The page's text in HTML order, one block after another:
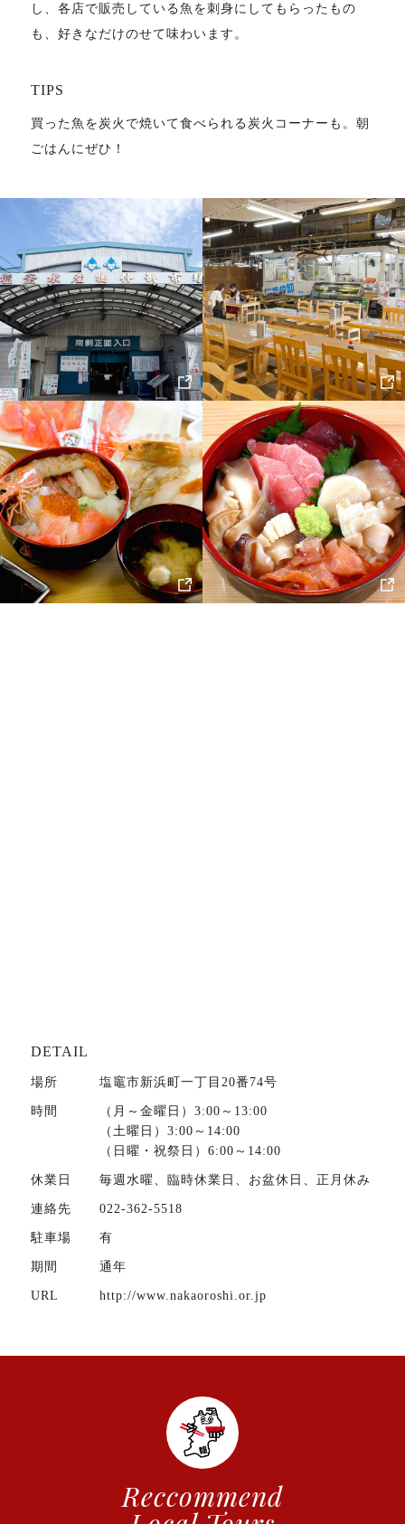
し、各店で販売している魚を刺身にしてもらったもの
も、好きなだけのせて味わいます。
TIPS
買った魚を炭火で焼いて食べられる炭火コーナーも。朝
ごはんにぜひ！
DETAIL
場所 塩竈市新浜町一丁目20番74号
時間
（月～金曜日）3:00～13:00
（土曜日）3:00～14:00
（日曜・祝祭日）6:00～14:00
休業日 毎週水曜、臨時休業日、お盆休日、正月休み
連絡先 022-362-5518
駐車場 有
期間 通年
URL http://www.nakaoroshi.or.jp
Reccommend